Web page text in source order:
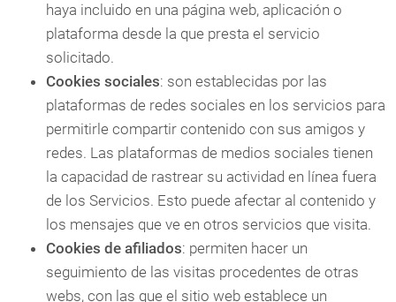
haya incluido en una página web, aplicación o
plataforma desde la que presta el servicio
solicitado.
Cookies sociales: son establecidas por las
plataformas de redes sociales en los servicios para
permitirle compartir contenido con sus amigos y
redes. Las plataformas de medios sociales tienen
la capacidad de rastrear su actividad en línea fuera
de los Servicios. Esto puede afectar al contenido y
los mensajes que ve en otros servicios que visita.
Cookies de afiliados: permiten hacer un
seguimiento de las visitas procedentes de otras
webs, con las que el sitio web establece un